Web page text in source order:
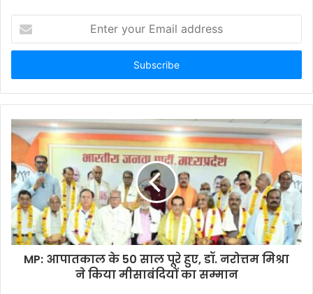
your
Email
MP: आपातकाल के 50 साल पूरे हुए, डॉ. नरोत्तम मिश्रा
ने किया मीसाबंदियों का सम्मान